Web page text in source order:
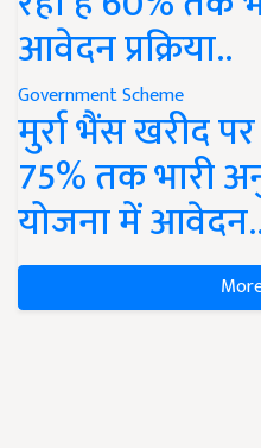
आवेदन प्रक्रिया..
Government Scheme
मुर्रा भैंस खरीद
75% तक भारी
योजना में